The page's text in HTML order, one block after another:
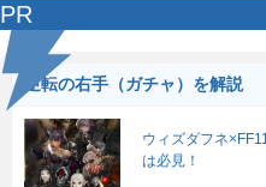
PR
逆転の右手（ガチャ）を解説
ウィズダフネ
は必見！